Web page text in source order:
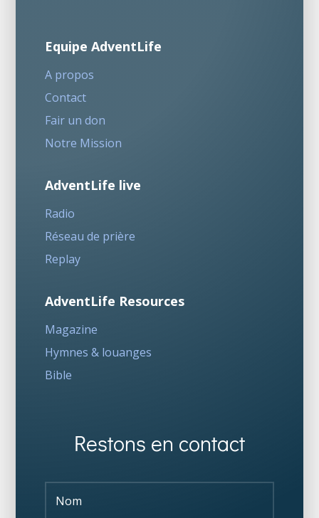
Equipe AdventLife
A propos
Contact
Fair un don
Notre Mission
AdventLife live
Radio
Réseau de prière
Replay
AdventLife Resources
Magazine
Hymnes & louanges
Bible
Restons en contact